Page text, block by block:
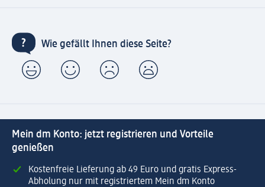
Wie gefällt Ihnen diese Seite?
Mein dm Konto: jetzt registrieren und Vorteile
genießen
Kostenfreie Lieferung ab 49 Euro und gratis Express-
Abholung nur mit registriertem Mein dm Konto